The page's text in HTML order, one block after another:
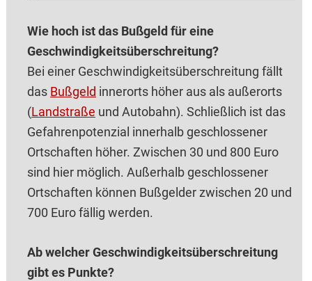
Wie hoch ist das Bußgeld für eine
Geschwindigkeitsüberschreitung?
Bei einer Geschwindigkeitsüberschreitung fällt
das Bußgeld innerorts höher aus als außerorts
(Landstraße und Autobahn). Schließlich ist das
Gefahrenpotenzial innerhalb geschlossener
Ortschaften höher. Zwischen 30 und 800 Euro
sind hier möglich. Außerhalb geschlossener
Ortschaften können Bußgelder zwischen 20 und
700 Euro fällig werden.
Ab welcher Geschwindigkeitsüberschreitung
gibt es Punkte?